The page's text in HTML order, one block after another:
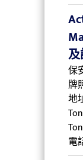
保
牌
地
電